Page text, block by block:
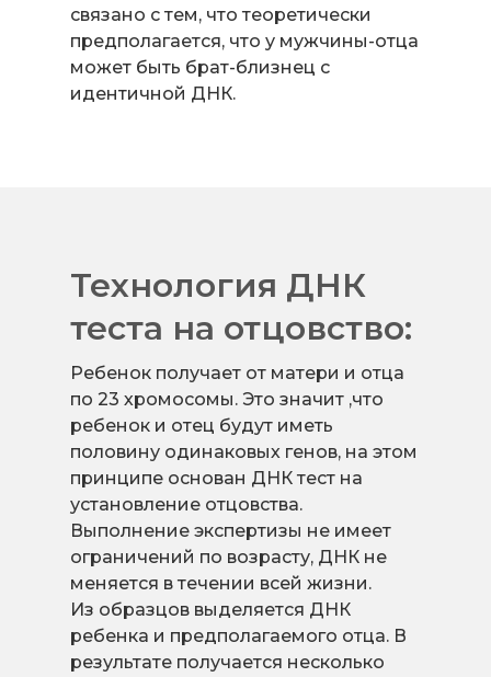
связано с тем, что теоретически
предполагается, что у мужчины-отца
может быть брат-близнец с
идентичной ДНК.
Технология ДНК
теста на отцовство:
Ребенок получает от матери и отца
по 23 хромосомы. Это значит ,что
ребенок и отец будут иметь
половину одинаковых генов, на этом
принципе основан ДНК тест на
установление отцовства.
Выполнение экспертизы не имеет
ограничений по возрасту, ДНК не
меняется в течении всей жизни.
Из образцов выделяется ДНК
ребенка и предполагаемого отца. В
результате получается несколько